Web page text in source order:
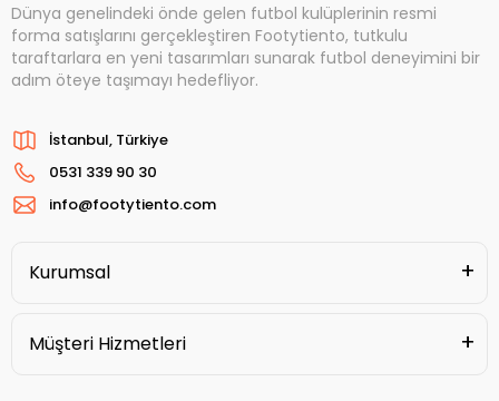
Dünya genelindeki önde gelen futbol kulüplerinin resmi
forma satışlarını gerçekleştiren Footytiento, tutkulu
taraftarlara en yeni tasarımları sunarak futbol deneyimini bir
adım öteye taşımayı hedefliyor.
İstanbul, Türkiye
0531 339 90 30
info@footytiento.com
Kurumsal
Müşteri Hizmetleri